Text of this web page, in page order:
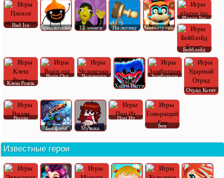
Bad Ice Приключения 12 замков На логику Аниматроник
Plague Inc
Бейблэйд
Клеш Рояль
Brain Out
Человечки
Хагги Вагги
Зомботрон
Отряд Котят
Вилли
Без флеш
Музыка
Поп Ит
Бен
Известные герои